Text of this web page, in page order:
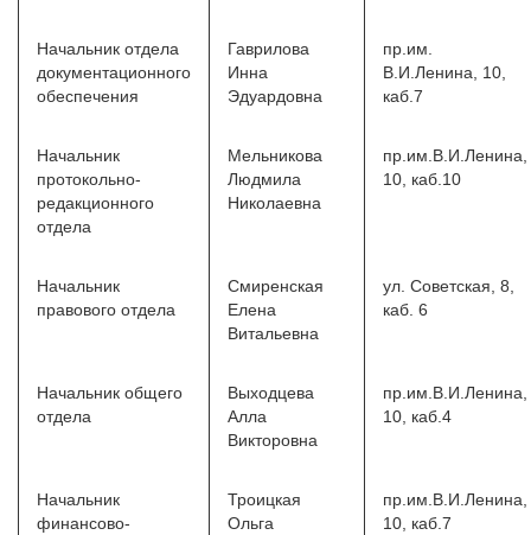
Начальник отдела
документационного
обеспечения
Гаврилова
Инна
Эдуардовна
пр.им.
В.И.Ленина, 10,
каб.7
Начальник
протокольно-
редакционного
отдела
Мельникова
Людмила
Николаевна
пр.им.В.И.Ленина,
10, каб.10
Начальник
правового отдела
Смиренская
Елена
Витальевна
ул. Советская, 8,
каб. 6
Начальник общего
отдела
Выходцева
Алла
Викторовна
пр.им.В.И.Ленина,
10, каб.4
Начальник
финансово-
Троицкая
Ольга
пр.им.В.И.Ленина,
10, каб.7